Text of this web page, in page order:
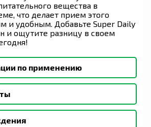
вещества в
что делает прием этого
и удобным. Добавьте Super Daily
и ощутите разницу в своем
по применению
по одной капле в день
с рекомендациями врача.
в еду или питье.
триглицеридов (из
смесь токоферолов.